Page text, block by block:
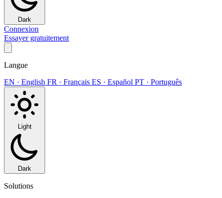
Dark
Connexion
Essayer gratuitement
Langue
EN · English FR · Français ES · Español PT · Português
Light
Dark
Solutions